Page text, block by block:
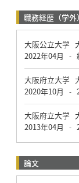
職務経歴（学外）
大阪公立大学
2022年04月
-
大阪府立大学
2020年10月
-
大阪府立大学
2013年04月
-
論文